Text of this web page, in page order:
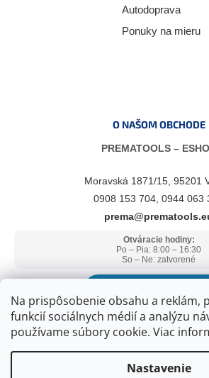
Na prispôsobenie obsahu a reklám,
funkcií sociálnych médií a analýzu
používame súbory cookie. Viac
Nastavenie
Autodoprava
Ponuky na mieru
O NAŠOM OBCHODE
PREMATOOLS –
Moravská 1871/15, 95201
0908 153 704, 0944 063
Otváracie hodiny:
Po – Pia: 8:00 – 16:30
So – Ne: zatvorené